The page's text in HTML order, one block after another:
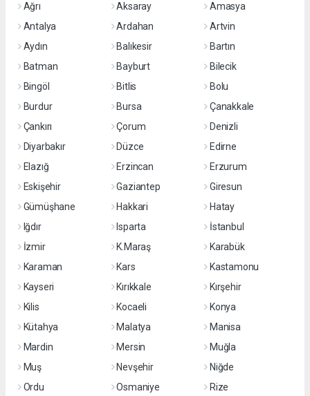
Ağrı
Aksaray
Amasya
Antalya
Ardahan
Artvin
Aydın
Balıkesir
Bartın
Batman
Bayburt
Bilecik
Bingöl
Bitlis
Bolu
Burdur
Bursa
Çanakkale
Çankırı
Çorum
Denizli
Diyarbakır
Düzce
Edirne
Elazığ
Erzincan
Erzurum
Eskişehir
Gaziantep
Giresun
Gümüşhane
Hakkari
Hatay
Iğdır
Isparta
İstanbul
İzmir
K.Maraş
Karabük
Karaman
Kars
Kastamonu
Kayseri
Kırıkkale
Kırşehir
Kilis
Kocaeli
Konya
Kütahya
Malatya
Manisa
Mardin
Mersin
Muğla
Muş
Nevşehir
Niğde
Ordu
Osmaniye Rize